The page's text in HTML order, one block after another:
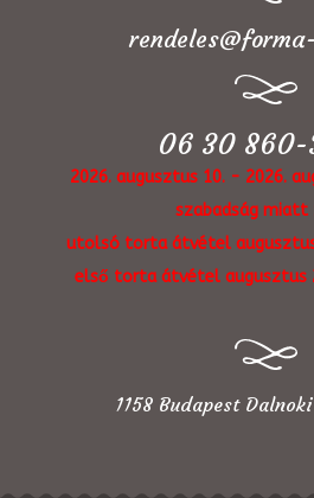
06 30 860-
2026. augusztus 10. - 2026.
szabadság miatt
utolsó torta átvétel
első torta átvétel augusztus
1158 Budapest